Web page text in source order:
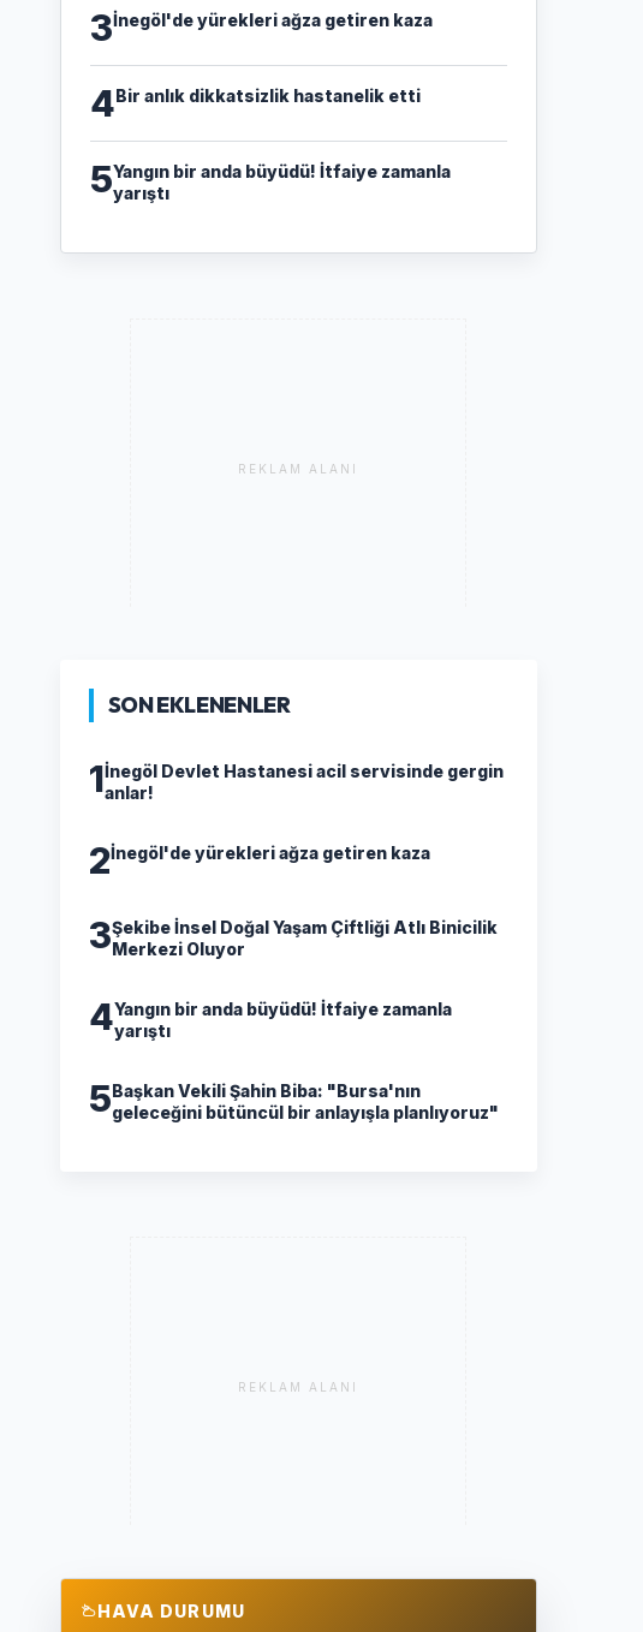
3İnegöl'de yürekleri ağza getiren kaza
4Bir anlık dikkatsizlik hastanelik etti
5Yangın bir anda büyüdü! İtfaiye zamanla
yarıştı
REKLAM ALANI
SON EKLENENLER
1İnegöl Devlet Hastanesi acil servisinde gergin
anlar!
2İnegöl'de yürekleri ağza getiren kaza
3Şekibe İnsel Doğal Yaşam Çiftliği Atlı Binicilik
Merkezi Oluyor
4Yangın bir anda büyüdü! İtfaiye zamanla
yarıştı
5Başkan Vekili Şahin Biba: "Bursa'nın
geleceğini bütüncül bir anlayışla planlıyoruz"
REKLAM ALANI
HAVA DURUMU